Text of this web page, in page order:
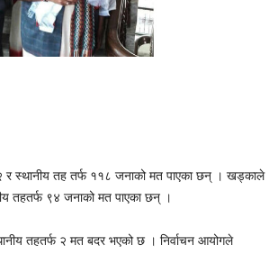
र स्थानीय तह तर्फ ११८ जनाको मत पाएका छन् । खड्काले
तहतर्फ ९४ जनाको मत पाएका छन् ।
तहतर्फ २ मत बदर भएको छ । निर्वाचन आयोगले